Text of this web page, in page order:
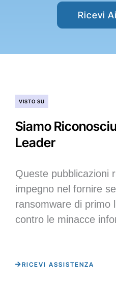
Ricevi
VISTO SU
Siamo
Leader
Queste pubblicazioni
impegno nel fornire
ransomware di primo
contro le minacce
RICEVI ASSISTENZA